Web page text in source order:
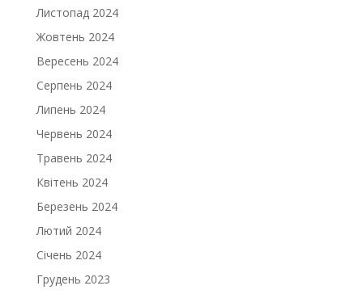
Листопад 2024
Жовтень 2024
Вересень 2024
Серпень 2024
Липень 2024
Червень 2024
Травень 2024
Квітень 2024
Березень 2024
Лютий 2024
Січень 2024
Грудень 2023